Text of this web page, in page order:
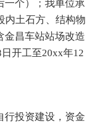
一个）；我单位承
内土石方、结构物
金昌车站站场改造
开工至20xx年12
行投资建设，资金